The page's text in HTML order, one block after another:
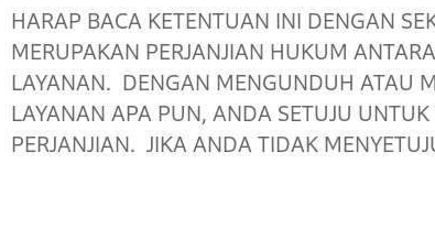
HARAP BACA KETENTUAN INI DENGAN
MERUPAKAN PERJANJIAN HUKUM
LAYANAN. DENGAN MENGUNDUH ATAU
LAYANAN APA PUN, ANDA SETUJU
PERJANJIAN. JIKA ANDA TIDAK